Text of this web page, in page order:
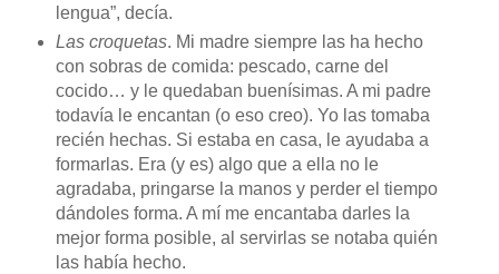
lengua”, decía.
Las croquetas. Mi madre siempre las ha hecho
con sobras de comida: pescado, carne del
cocido… y le quedaban buenísimas. A mi padre
todavía le encantan (o eso creo). Yo las tomaba
recién hechas. Si estaba en casa, le ayudaba a
formarlas. Era (y es) algo que a ella no le
agradaba, pringarse la manos y perder el tiempo
dándoles forma. A mí me encantaba darles la
mejor forma posible, al servirlas se notaba quién
las había hecho.